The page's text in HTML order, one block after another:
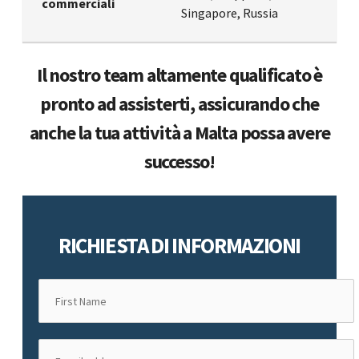
Singapore, Russia
Il nostro team altamente qualificato è
pronto ad assisterti, assicurando che
anche la tua attività a Malta possa avere
successo!
RICHIESTA DI INFORMAZIONI